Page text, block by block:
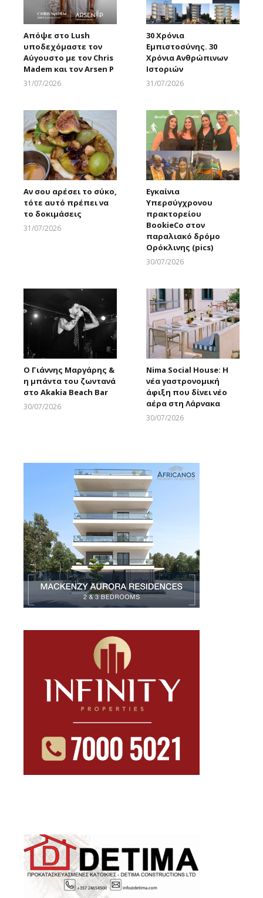
Απόψε στο Lush
υποδεχόμαστε τον
Αύγουστο με τον Chris
Madem και τον Arsen P
31/07/2026
30 Χρόνια
Εμπιστοσύνης. 30
Χρόνια Ανθρώπινων
Ιστοριών
31/07/2026
Αν σου αρέσει το σύκο,
τότε αυτό πρέπει να
το δοκιμάσεις
31/07/2026
Εγκαίνια
Υπερσύγχρονου
πρακτορείου
BookieCo στον
παραλιακό δρόμο
Ορόκλινης (pics)
30/07/2026
Ο Γιάννης Μαργάρης &
η μπάντα του ζωντανά
στο Akakia Beach Bar
30/07/2026
Nima Social House: Η
νέα γαστρονομική
άφιξη που δίνει νέο
αέρα στη Λάρνακα
30/07/2026